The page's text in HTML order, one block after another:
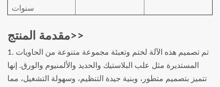
سنوات
مقدمة المنتج>>
1. تم تصميم هذه الآلة لختم وتعبئة مجموعة متنوعة من الحاويات
المستديرة مثل علب البلاستيك والحديد والألمنيوم والورق. إنها
تتميز بتصميم متطور، وبنية جيدة التنظيم، وسهولة التشغيل، مما